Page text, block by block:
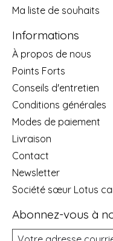
Ma liste de souhaits
Informations
À propos de nous
Points Forts
Conseils d'entretien
Conditions générales
Modes de paiement
Livraison
Contact
Newsletter
Société sœur Lotus
Abonnez-vous à